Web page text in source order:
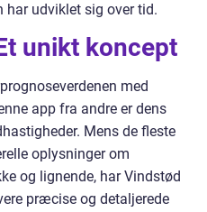
har udviklet sig over tid.
unikt koncept
med
app fra andre er dens
Mens de fleste
oplysninger om
og lignende, har Vindstød
præcise og detaljerede